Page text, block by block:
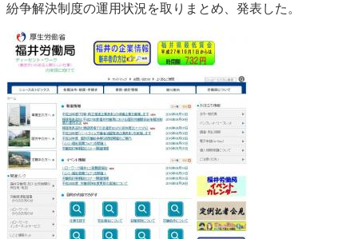
紛争解決制度の運用状況を取りまとめ、発表した。